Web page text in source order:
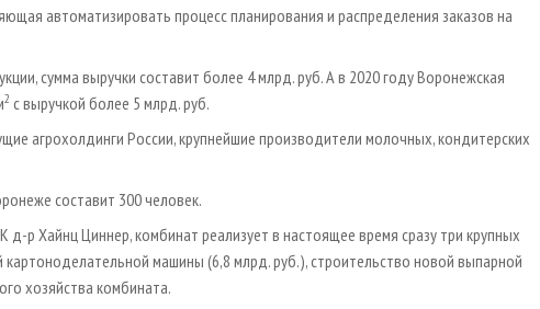
автоматизировать процесс планирования и распределения заказов на
сумма выручки составит более 4 млрд. руб. А в 2020 году Воронежская
2 с выручкой более 5 млрд. руб.
агрохолдинги России, крупнейшие производители молочных, кондитерских
составит 300 человек.
р Хайнц Циннер, комбинат реализует в настоящее время сразу три крупных
машины (6,8 млрд. руб.), строительство новой выпарной
хозяйства комбината.